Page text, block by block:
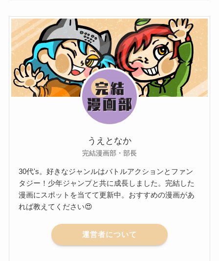
うえとなか
完結漫画部・部長
30代's。好きなジャンルはバトルアクションとファン
タジー！少年ジャンプと共に成長しました。完結した
漫画にスポットを当てて更新中。おすすめの漫画があ
れば教えてください😍
運営者について